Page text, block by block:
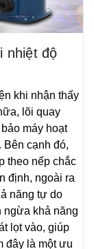
nhiệt độ
khi nhận thấy
lõi quay
máy hoạt
cạnh đó,
theo nếp chắc
định, ngoài ra
năng tự do
ngừa khả năng
lọt vào, giúp
đây là một ưu